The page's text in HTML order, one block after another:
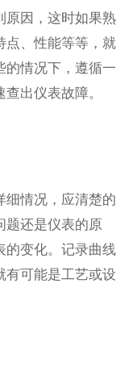
原因，这时如果熟
点、性能等等，就
的情况下，遵循一
出仪表故障。
细情况，应清楚的
题还是仪表的原
的变化。记录曲线
有可能是工艺或设